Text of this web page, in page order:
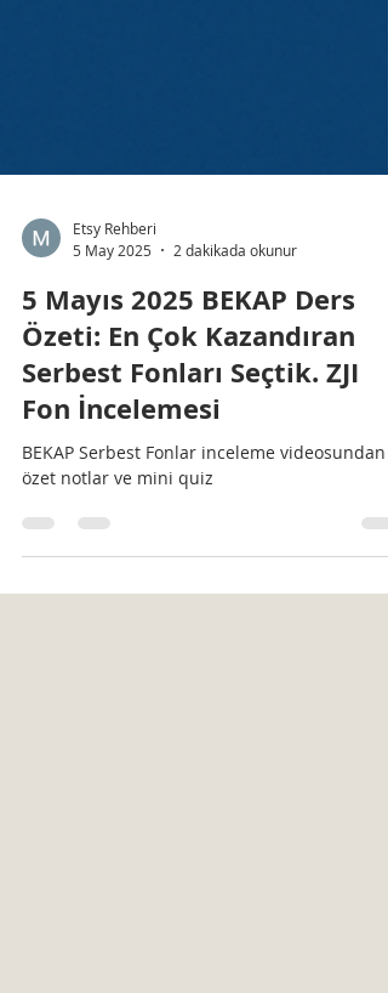
Etsy Rehberi
5 May 2025
2 dakikada okunur
5 Mayıs 2025 BEKAP Ders
Özeti: En Çok Kazandıran
Fon İncelemesi
BEKAP Serbest Fonlar inceleme videosundan